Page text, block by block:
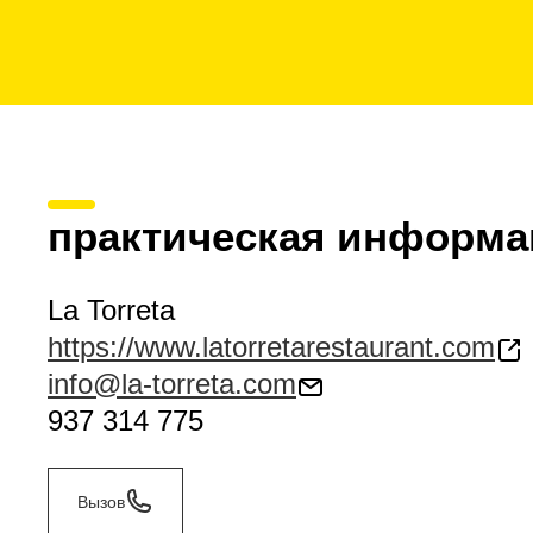
практическая
La Torreta
https://www.latorretarestaurant.com
info@la-torreta.com
937 314 775
Вызов